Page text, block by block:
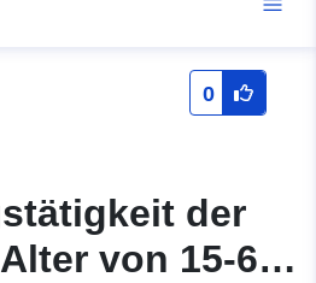
0
der
von 15-64